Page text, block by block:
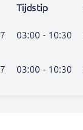
Tijdstip
03:00 - 10:30
03:00 - 10:30